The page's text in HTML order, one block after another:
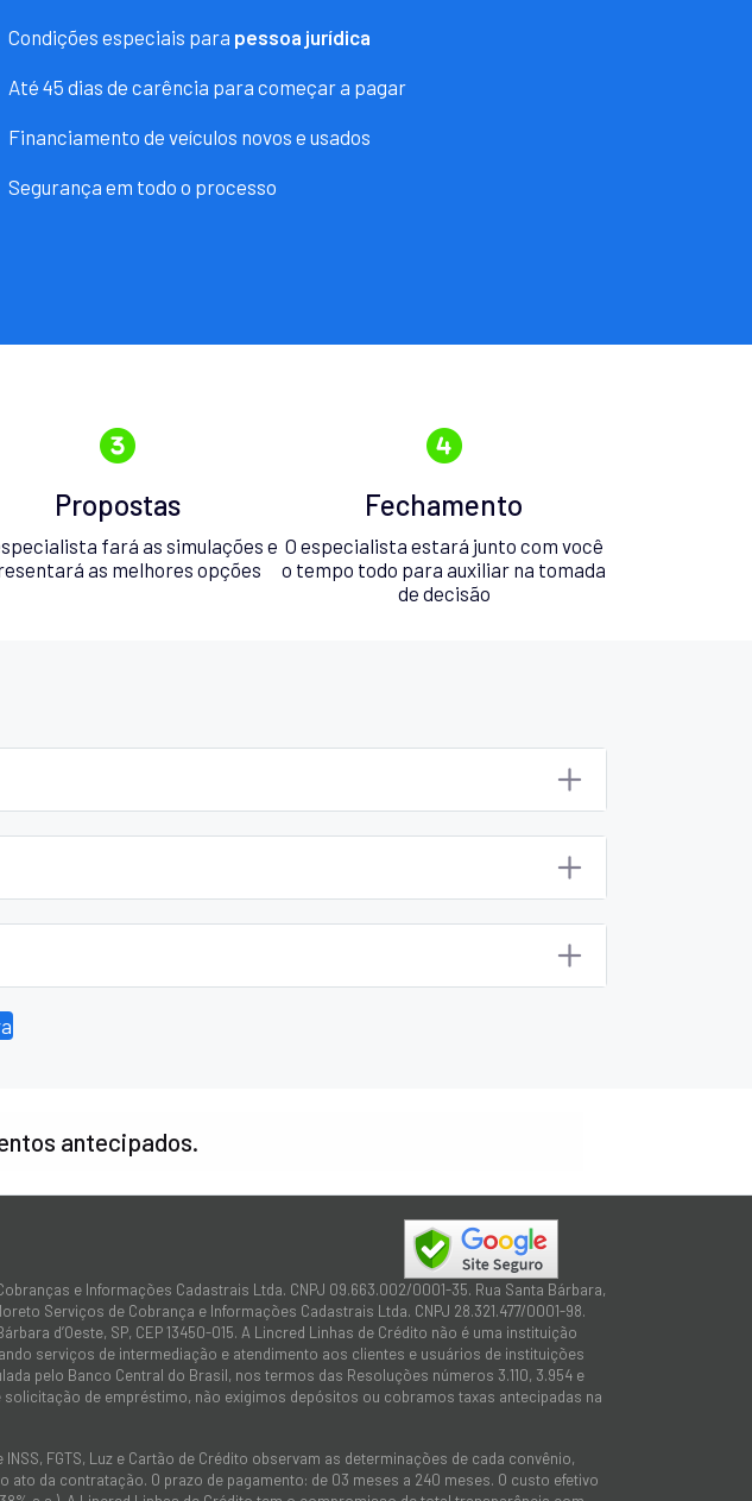
Condições especiais para pessoa jurídica
Até 45 dias de carência para começar a pagar
Financiamento de veículos novos e usados
Segurança em todo o processo
Propostas
fará as simulações e
as melhores opções
Fechamento
O especialista estará junto com você
o tempo todo para auxiliar na tomada
de decisão
antecipados.
e Informações Cadastrais Ltda. CNPJ 09.663.002/0001-35. Rua Santa Bárbara,
Serviços de Cobrança e Informações Cadastrais Ltda. CNPJ 28.321.477/0001-98.
d’Oeste, SP, CEP 13450-015. A Lincred Linhas de Crédito não é uma instituição
serviços de intermediação e atendimento aos clientes e usuários de instituições
pelo Banco Central do Brasil, nos termos das Resoluções números 3.110, 3.954 e
de empréstimo, não exigimos depósitos ou cobramos taxas antecipadas na
FGTS, Luz e Cartão de Crédito observam as determinações de cada convênio,
da contratação. O prazo de pagamento: de 03 meses a 240 meses. O custo efetivo